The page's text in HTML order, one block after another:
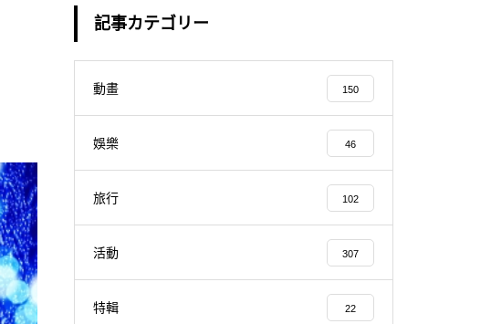
記事カテゴリー
動畫 150
娛樂 46
旅行 102
活動 307
特輯 22